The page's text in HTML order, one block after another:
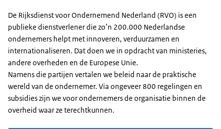
De Rijksdienst voor Ondernemend Nederland (RVO) is een
publieke dienstverlener die zo’n 200.000 Nederlandse
ondernemers helpt met innoveren, verduurzamen en
internationaliseren. Dat doen we in opdracht van ministeries,
andere overheden en de Europese Unie.
Namens die partijen vertalen we beleid naar de praktische
wereld van de ondernemer. Via ongeveer 800 regelingen en
subsidies zijn we voor ondernemers de organisatie binnen de
overheid waar ze terechtkunnen.